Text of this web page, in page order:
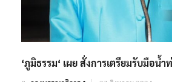
‘ภูมิธรรม‘ เผย สั่งการเตรียมรับมือน้